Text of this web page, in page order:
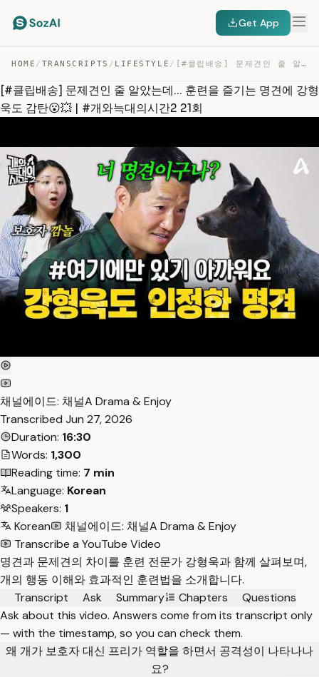
Get App
HOME / TRANSCRIPTS / LIFESTYLE / [#클립배송] 문제견인 줄 알았는데… 훈련을 즐기는 명견에 강형욱도 감탄😮💥 | #개와늑대의시간… — TRANSCRIPT
[#클립배송] 문제견인 줄 알았는데... 훈련을 즐기는 명견에 강형
욱도 감탄😮💥 | #개와늑대의시간2 21회
채널에이드: 채널A Drama & Enjoy
Transcribed Jun 27, 2026
Duration: 16:30
Words: 1,300
Reading time: 7 min
Language: Korean
Speakers: 1
Korean
채널에이드: 채널A Drama & Enjoy
Transcribe a YouTube Video
명견과 문제견의 차이를 훈련 전문가 강형욱과 함께 살펴보며,
개의 행동 이해와 효과적인 훈련법을 소개합니다.
Transcript
Ask Summary Chapters
Questions
Ask about this video. Answers come from its transcript only
— with the timestamp, so you can check them.
왜 개가 보호자 대신 프리가 역할을 하면서 공격성이 나타나나
요?